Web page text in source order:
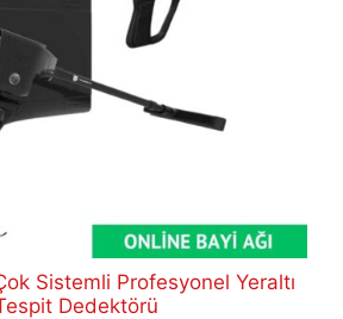
Sistemli Profesyonel Yeraltı
Dedektörü